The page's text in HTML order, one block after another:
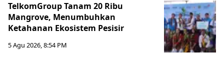
TelkomGroup Tanam 20 Ribu
Mangrove, Menumbuhkan
Ketahanan Ekosistem Pesisir
5 Agu 2026, 8:54 PM